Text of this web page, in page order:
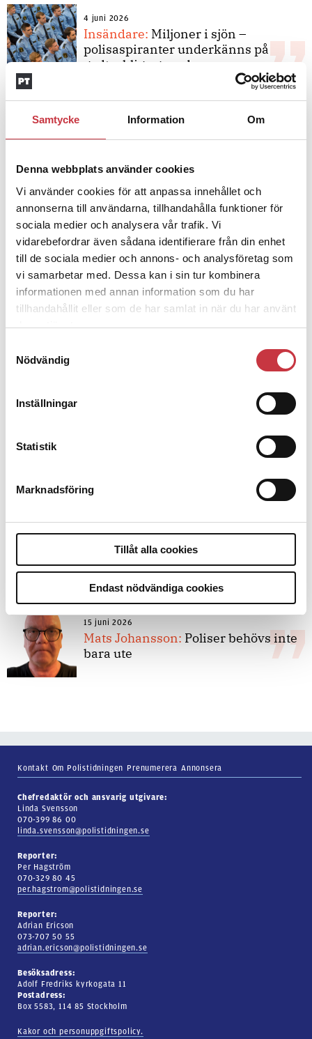
Samtycke Information Om
Denna webbplats använder cookies
Vi använder cookies för att anpassa innehållet och
annonserna till användarna, tillhandahålla funktioner för
sociala medier och analysera vår trafik. Vi
vidarebefordrar även sådana identifierare från din enhet
till de sociala medier och annons- och analysföretag som
vi samarbetar med. Dessa kan i sin tur kombinera
informationen med annan information som du har
tillhandahållit eller som de har samlat in när du har använt
deras tjänster.
Nödvändig
Inställningar
Statistik
Marknadsföring
Tillåt alla cookies
Endast nödvändiga cookies
4 juni 2026
Insändare: Miljoner i sjön –
polisaspiranter underkänns på
godtyckliga grunder
Polisregionen erkänner fel: ”Kommer
att rättas till”
bakbinder polisen
Debatt:Med för höga krav på evidens
kan polisen inte göra något alls
15 juni 2026
Mats Johansson: Poliser behövs inte
bara ute
Kontakt Om Polistidningen Prenumerera Annonsera
Chefredaktör och ansvarig utgivare:
Linda Svensson
070-399 86 00
linda.svensson@polistidningen.se
Reporter:
Per Hagström
070-329 80 45
per.hagstrom@polistidningen.se
Reporter:
Adrian Ericson
073-707 50 55
adrian.ericson@polistidningen.se
Besöksadress:
Adolf Fredriks kyrkogata 11
Postadress:
Box 5583, 114 85 Stockholm
Kakor och personuppgiftspolicy.